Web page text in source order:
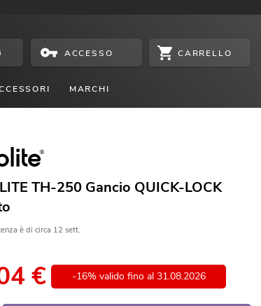
ACCESSO CARRELLO
MARCHI
TH-250 Gancio QUICK-LOCK
è di circa 12 sett.
€ -16% valido fino al 31.08.2026